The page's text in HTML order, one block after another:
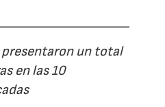
presentaron un total
en las 10